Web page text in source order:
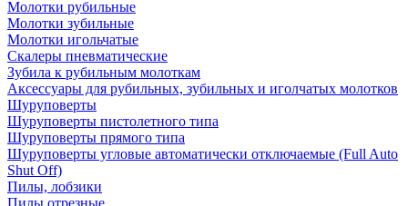
Молотки рубильные
Молотки зубильные
Молотки игольчатые
Скалеры пневматические
Зубила к рубильным молоткам
Аксессуары для рубильных, зубильных и иголчатых молотков
Шуруповерты
Шуруповерты пистолетного типа
Шуруповерты прямого типа
Шуруповерты угловые автоматически отключаемые (Full Auto
Shut Off)
Пилы, лобзики
Пилы отрезные